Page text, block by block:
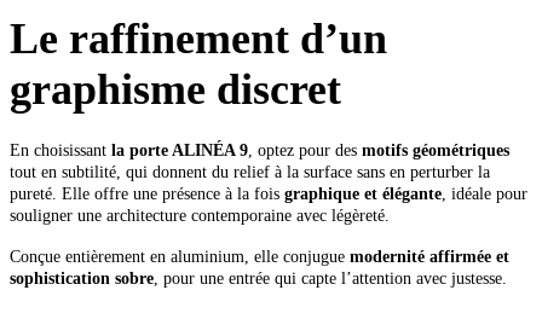
Le raffinement d’un
graphisme discret
En choisissant la porte ALINÉA 9 , optez pour des motifs géométriques
tout en subtilité, qui donnent du relief à la surface sans en perturber la
pureté. Elle offre une présence à la fois graphique et élégante , idéale pour
souligner une architecture contemporaine avec légèreté.
Conçue entièrement en aluminium, elle conjugue modernité affirmée et
sophistication sobre , pour une entrée qui capte l’attention avec justesse.